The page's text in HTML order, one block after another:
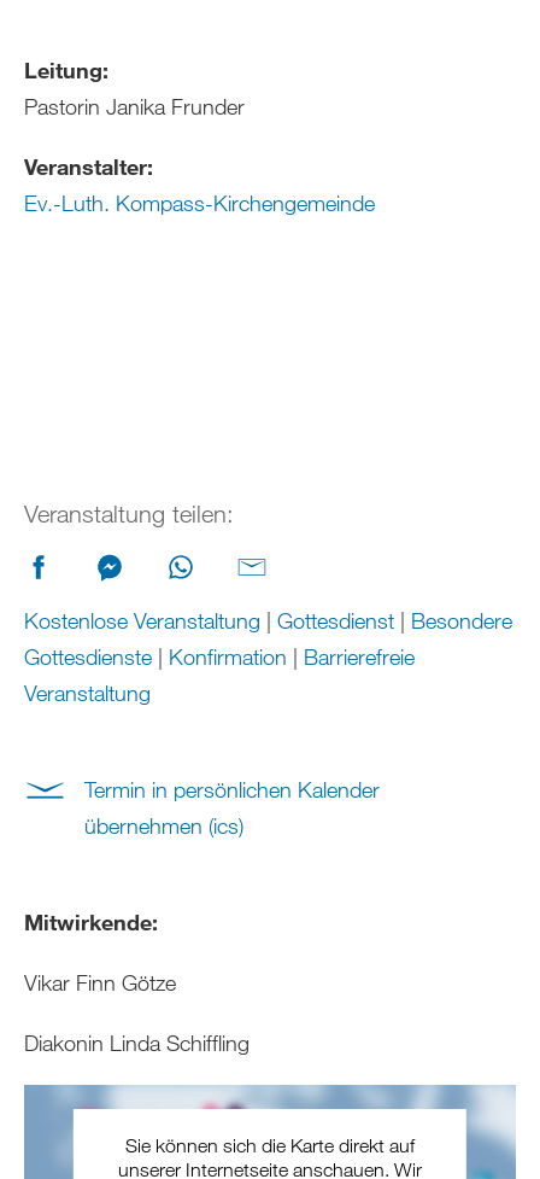
Leitung:
Pastorin Janika Frunder
Veranstalter:
Ev.-Luth. Kompass-Kirchengemeinde
Veranstaltung teilen:
Kostenlose Veranstaltung | Gottesdienst | Besondere
Gottesdienste | Konfirmation | Barrierefreie
Veranstaltung
Termin in persönlichen Kalender
übernehmen (ics)
Mitwirkende:
Vikar Finn Götze
Diakonin Linda Schiffling
Sie können sich die Karte direkt auf
unserer Internetseite anschauen. Wir